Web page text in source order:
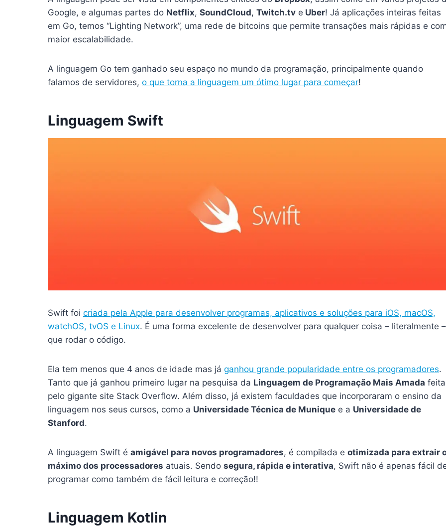
Google, e algumas partes do Netflix, SoundCloud, Twitch.tv e Uber! Já aplicações inteiras feitas
em Go, temos “Lighting Network”, uma rede de bitcoins que permite transações mais rápidas e
maior escalabilidade.
A linguagem Go tem ganhado seu espaço no mundo da programação, principalmente quando
falamos de servidores, o que torna a linguagem um ótimo lugar para começar!
Linguagem Swift
Swift foi criada pela Apple para desenvolver programas, aplicativos e soluções para iOS, macOS,
watchOS, tvOS e Linux. É uma forma excelente de desenvolver para qualquer coisa – literalmente –
que rodar o código.
Ela tem menos que 4 anos de idade mas já ganhou grande popularidade entre os programadores.
Tanto que já ganhou primeiro lugar na pesquisa da Linguagem de Programação Mais Amada feita
pelo gigante site Stack Overflow. Além disso, já existem faculdades que incorporaram o ensino da
linguagem nos seus cursos, como a Universidade Técnica de Munique e a Universidade de
Stanford.
A linguagem Swift é amigável para novos programadores, é compilada e otimizada para extrair
máximo dos processadores atuais. Sendo segura, rápida e interativa, Swift não é apenas fácil
programar como também de fácil leitura e correção!!
Linguagem Kotlin